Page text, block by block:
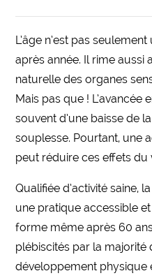
L’âge n’est pas
après année. Il rime aussi
naturelle des organes
Mais pas que ! L’avancée
souvent d’une baisse de
souplesse. Pourtant, une
peut réduire ces effets du
Qualifiée d’activité saine,
une pratique accessible
forme même après 60
plébiscités par la majorité
développement physique